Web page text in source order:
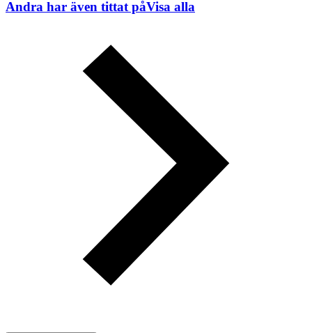
Andra har även tittat påVisa alla